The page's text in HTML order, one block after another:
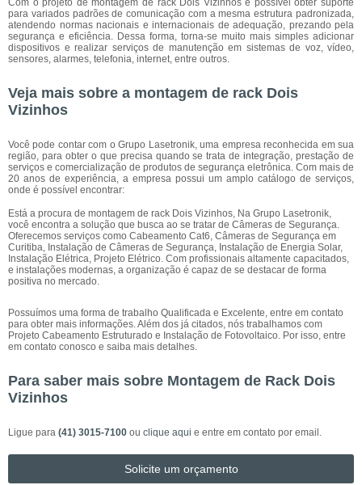
Com o projeto de montagem de rack Dois Vizinhos é possível obter suporte
para variados padrões de comunicação com a mesma estrutura padronizada,
atendendo normas nacionais e internacionais de adequação, prezando pela
segurança e eficiência. Dessa forma, torna-se muito mais simples adicionar
dispositivos e realizar serviços de manutenção em sistemas de voz, vídeo,
sensores, alarmes, telefonia, internet, entre outros.
Veja mais sobre a montagem de rack Dois
Vizinhos
Você pode contar com o Grupo Lasetronik, uma empresa reconhecida em sua
região, para obter o que precisa quando se trata de integração, prestação de
serviços e comercialização de produtos de segurança eletrônica. Com mais de
20 anos de experiência, a empresa possui um amplo catálogo de serviços,
onde é possível encontrar:
Está a procura de montagem de rack Dois Vizinhos, Na Grupo Lasetronik,
você encontra a solução que busca ao se tratar de Câmeras de Segurança.
Oferecemos serviços como Cabeamento Cat6, Câmeras de Segurança em
Curitiba, Instalação de Câmeras de Segurança, Instalação de Energia Solar,
Instalação Elétrica, Projeto Elétrico. Com profissionais altamente capacitados,
e instalações modernas, a organização é capaz de se destacar de forma
positiva no mercado.
Possuímos uma forma de trabalho Qualificada e Excelente, entre em contato
para obter mais informações. Além dos já citados, nós trabalhamos com
Projeto Cabeamento Estruturado e Instalação de Fotovoltaico. Por isso, entre
em contato conosco e saiba mais detalhes.
Para saber mais sobre Montagem de Rack Dois
Vizinhos
Ligue para (41) 3015-7100 ou clique aqui e entre em contato por email.
Solicite um orçamento